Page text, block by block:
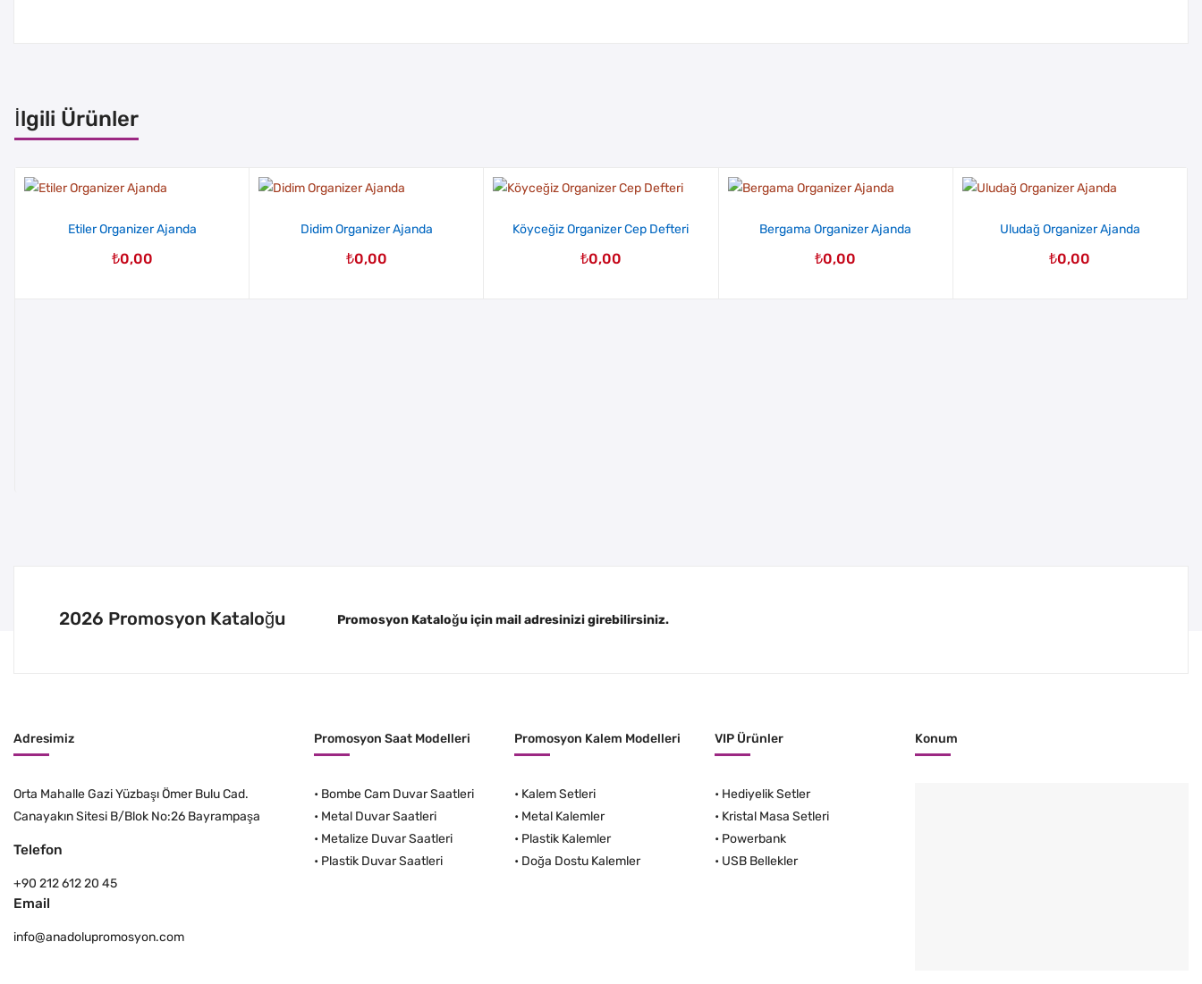
İlgili Ürünler
Etiler Organizer Ajanda
₺0,00
Didim Organizer Ajanda
₺0,00
Köyceğiz Organizer Cep Defteri
₺0,00
Bergama Organizer Ajanda
₺0,00
Uludağ Organizer Ajanda
₺0,00
2026 Promosyon Kataloğu Promosyon Kataloğu için mail adresinizi girebilirsiniz.
Adresimiz
Orta Mahalle Gazi Yüzbaşı Ömer Bulu Cad.
Canayakın Sitesi B/Blok No:26 Bayrampaşa
Telefon
+90 212 612 20 45
Email
info@anadolupromosyon.com
Promosyon Saat Modelleri
• Bombe Cam Duvar Saatleri
• Metal Duvar Saatleri
• Metalize Duvar Saatleri
• Plastik Duvar Saatleri
Promosyon Kalem Modelleri
• Kalem Setleri
• Metal Kalemler
• Plastik Kalemler
• Doğa Dostu Kalemler
VIP Ürünler
• Hediyelik Setler
• Kristal Masa Setleri
• Powerbank
• USB Bellekler
Konum